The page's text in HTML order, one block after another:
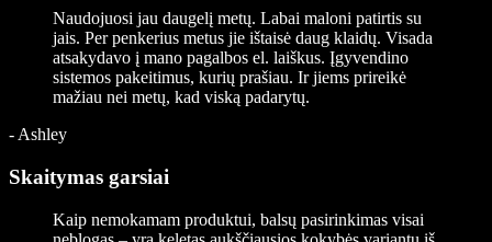
Naudojuosi jau daugelį metų. Labai maloni patirtis su
jais. Per penkerius metus jie ištaisė daug klaidų. Visada
atsakydavo į mano pagalbos el. laiškus. Įgyvendino
sistemos pakeitimus, kurių prašiau. Ir jiems prireikė
mažiau nei metų, kad viską padarytų.
- Ashley
Skaitymas garsiai
Kaip nemokamam produktui, balsų pasirinkimas visai